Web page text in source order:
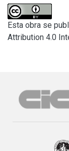
La Universidad
desde 2011
profundizar en
mucho por
ante los
Estos trabajos
la cátedra de
Córdoba, Uriel
Esta obra se
Attribution 4.0